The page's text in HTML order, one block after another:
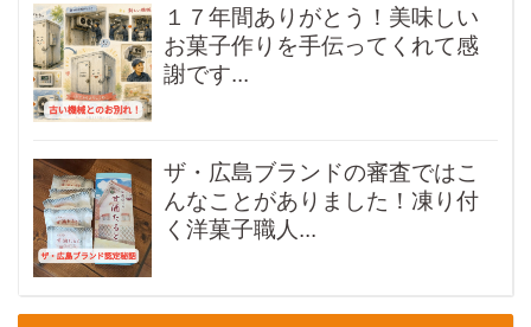
１７年間ありがとう！美味しい
お菓子作りを手伝ってくれて感
謝です...
ザ・広島ブランドの審査ではこ
んなことがありました！凍り付
く洋菓子職人...